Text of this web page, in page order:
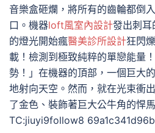
音樂盒砸爛，將所有的齒輪都倒
口。機器loft風室內設計發出刺耳
的燈光開始瘋醫美診所設計狂閃
載！檢測到極致純粹的單戀能量
勢！」在機器的頂部，一個巨大
地射向天空。然而，就在光束衝
了金色、裝飾著巨大公牛角的悍
TC:jiuyi9follow8